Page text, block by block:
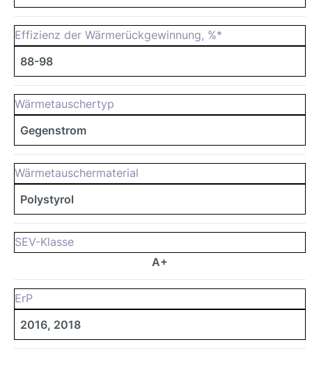
Effizienz der Wärmerückgewinnung, %*
88-98
Wärmetauschertyp
Gegenstrom
Wärmetauschermaterial
Polystyrol
SEV-Klasse
A+
ErP
2016, 2018